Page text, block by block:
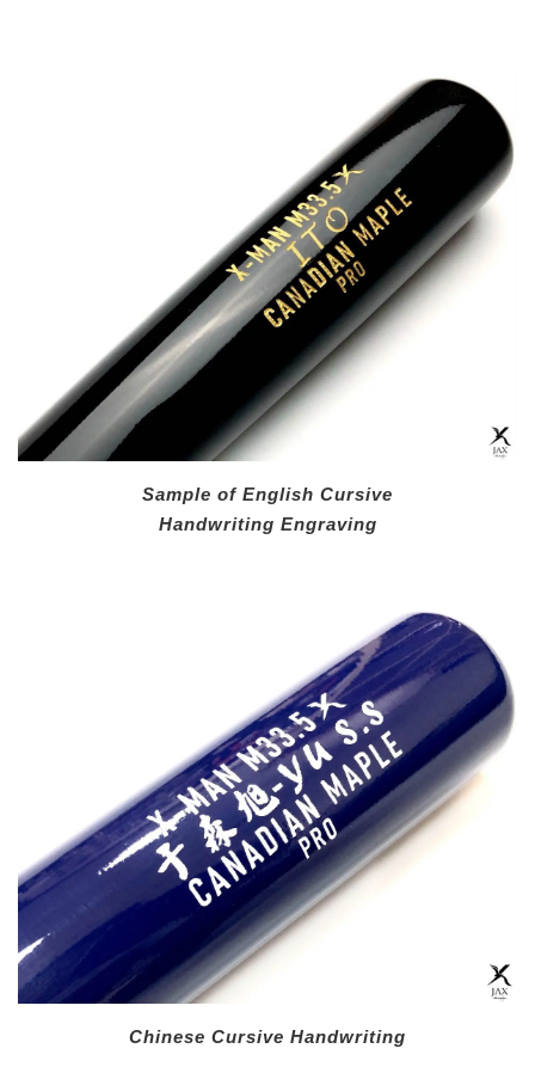
Sample of English Cursive
Handwriting Engraving
Chinese Cursive Handwriting